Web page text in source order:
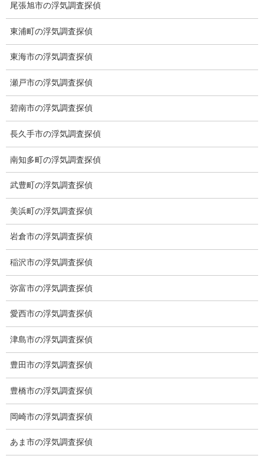
無料相談専用電話 10:00～17:00〔不定休〕
070-2678-3739
営業電話・非通知電話・公衆電話等お断り
お問い合わせフォーム
お気軽にお問合せください
総合探偵社ミライリサーチ
尾張旭市の浮気調査探偵
東浦町の浮気調査探偵
東海市の浮気調査探偵
瀬戸市の浮気調査探偵
碧南市の浮気調査探偵
長久手市の浮気調査探偵
南知多町の浮気調査探偵
武豊町の浮気調査探偵
美浜町の浮気調査探偵
岩倉市の浮気調査探偵
稲沢市の浮気調査探偵
弥富市の浮気調査探偵
愛西市の浮気調査探偵
津島市の浮気調査探偵
豊田市の浮気調査探偵
豊橋市の浮気調査探偵
岡崎市の浮気調査探偵
あま市の浮気調査探偵